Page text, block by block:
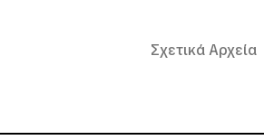
Σχετικά Αρχεία